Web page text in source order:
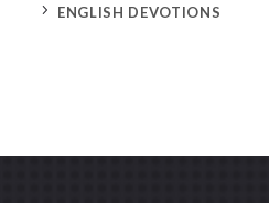
5 ENGLISH DEVOTIONS